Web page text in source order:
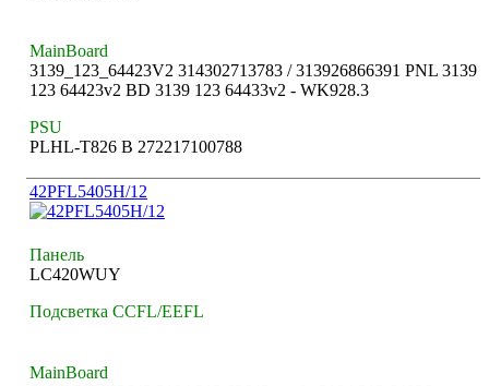
MainBoard
3139_123_64423V2 314302713783 / 313926866391 PNL 3139
123 64423v2 BD 3139 123 64433v2 - WK928.3
PSU
PLHL-T826 B 272217100788
42PFL5405H/12
Панель
LC420WUY
Подсветка CCFL/EEFL
MainBoard